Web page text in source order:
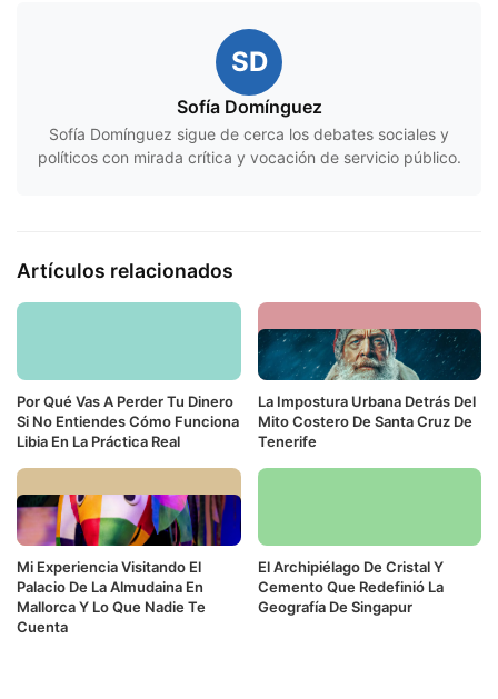
SD
Sofía Domínguez
Sofía Domínguez sigue de cerca los debates sociales y
políticos con mirada crítica y vocación de servicio público.
Artículos relacionados
Por Qué Vas A Perder Tu Dinero
Si No Entiendes Cómo Funciona
Libia En La Práctica Real
La Impostura Urbana Detrás Del
Mito Costero De Santa Cruz De
Tenerife
Mi Experiencia Visitando El
Palacio De La Almudaina En
Mallorca Y Lo Que Nadie Te
Cuenta
El Archipiélago De Cristal Y
Cemento Que Redefinió La
Geografía De Singapur